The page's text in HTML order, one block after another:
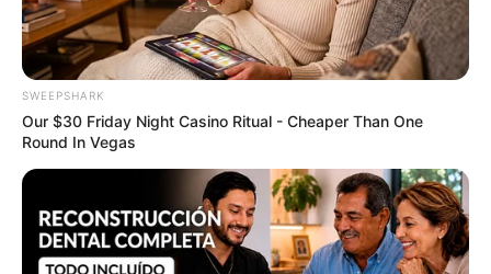
See The Incredible Physical Transformations Of
These Stars
BRAINBERRIES
SWEEPSHARK
Our $30 Friday Night Casino Ritual - Cheaper Than One
Round In Vegas